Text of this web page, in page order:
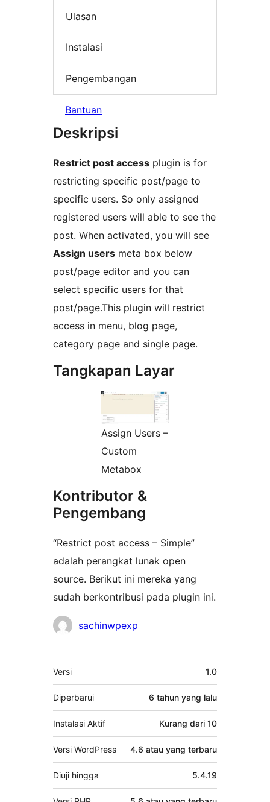
Ulasan
Instalasi
Pengembangan
Bantuan
Deskripsi
Restrict post access plugin is for
restricting specific post/page to
specific users. So only assigned
registered users will able to see the
post. When activated, you will see
Assign users meta box below
post/page editor and you can
select specific users for that
post/page.This plugin will restrict
access in menu, blog page,
category page and single page.
Tangkapan Layar
Assign Users –
Custom
Metabox
Kontributor &
Pengembang
“Restrict post access – Simple”
adalah perangkat lunak open
source. Berikut ini mereka yang
sudah berkontribusi pada plugin ini.
Kontributorsachinwpexp
Meta
Versi 1.0
Diperbarui 6 tahun yang lalu
Instalasi Aktif Kurang dari 10
Versi WordPress 4.6 atau yang terbaru
Diuji hingga 5.4.19